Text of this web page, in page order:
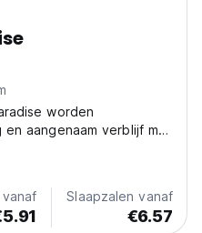
worden
aangenaam verblijf met
Slaapzalen vanaf
€6.57